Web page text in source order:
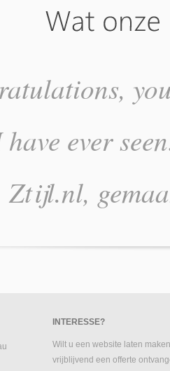
have ever
Ztijl.nl,
INTERESSE?
Wilt u een website laten
vrijblijvend een offerte